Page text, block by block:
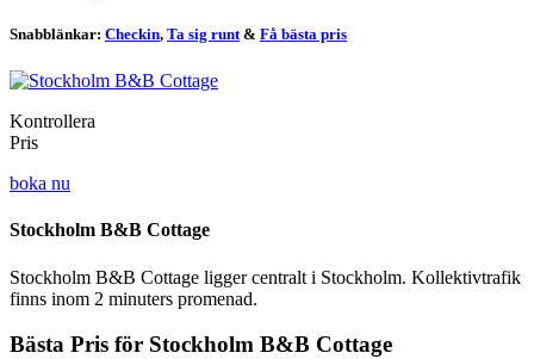
Snabblänkar: Checkin, Ta sig runt & Få bästa pris
Kontrollera
Pris
boka nu
Stockholm B&B Cottage
Stockholm B&B Cottage ligger centralt i Stockholm. Kollektivtrafik
finns inom 2 minuters promenad.
Bästa Pris för Stockholm B&B Cottage